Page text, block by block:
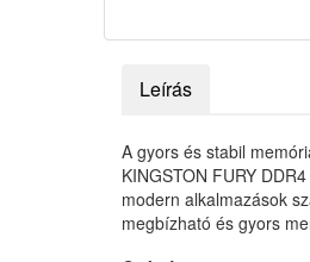
Leírás
A gyors és stabil
KINGSTON FURY
modern alkalmazások
megbízható és gyors